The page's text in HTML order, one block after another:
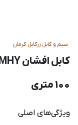
سیم و کابل زرکابل کرمان
100 متری
ویژگی‌های اصلی